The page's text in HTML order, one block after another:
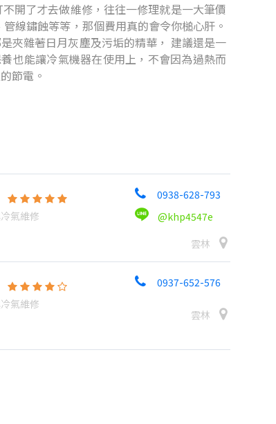
開了才去做維修，往往一修理就是一大筆價
線鏽蝕等等，那個費用真的會令你槌心肝。
夾雜著日月灰塵及污垢的精華， 建議還是一
也能讓冷氣機器在使用上，不會因為過熱而
節電。
氣維修
0938-628-793
@khp4547e
雲林
氣維修
0937-652-576
雲林